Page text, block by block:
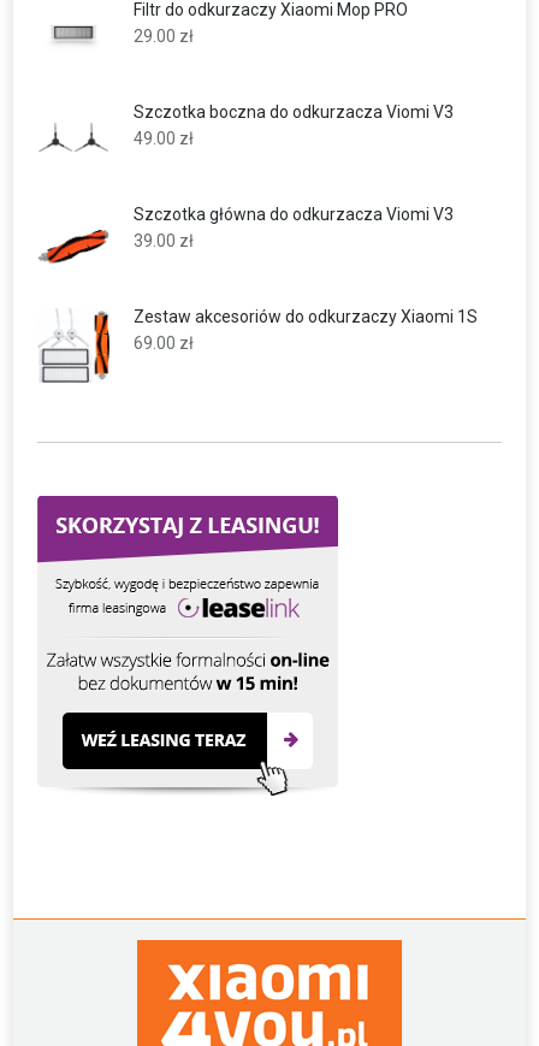
Filtr do odkurzaczy Xiaomi Mop PRO
29.00 zł
Szczotka boczna do odkurzacza Viomi V3
49.00 zł
Szczotka główna do odkurzacza Viomi V3
39.00 zł
Zestaw akcesoriów do odkurzaczy Xiaomi 1S
69.00 zł